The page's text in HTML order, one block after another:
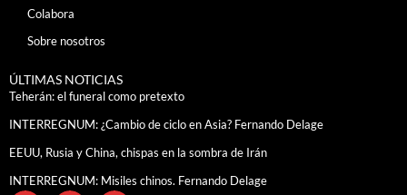
Colabora
Sobre nosotros
ÚLTIMAS NOTICIAS
Teherán: el funeral como pretexto
INTERREGNUM: ¿Cambio de ciclo en Asia? Fernando Delage
EEUU, Rusia y China, chispas en la sombra de Irán
INTERREGNUM: Misiles chinos. Fernando Delage